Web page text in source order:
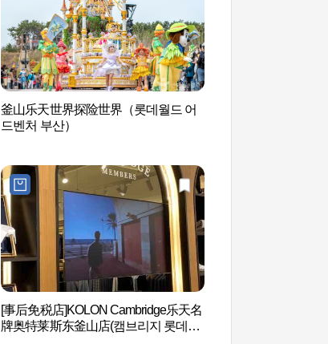
釜山乐天世界探险世界（롯데월드 어
드벤처 부산）
[事后免税店]KOLON Cambridge乐天名
牌奥特莱斯东釜山店(캠브리지 롯데프